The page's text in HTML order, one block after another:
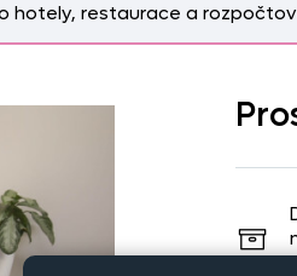
hotely, restaurace a